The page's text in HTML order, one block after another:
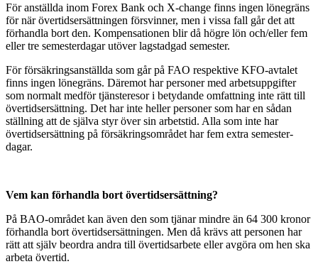
För anställda inom Forex Bank och X-change finns ingen lönegräns
för när övertidsersättningen försvinner, men i vissa fall går det att
förhandla bort den. Kompensationen blir då högre lön och/eller fem
eller tre semesterdagar utöver lagstadgad semester.
För försäkringsanställda som går på FAO respektive KFO-avtalet
finns ingen lönegräns. Däremot har personer med arbetsuppgifter
som normalt medför tjänsteresor i betydande omfattning inte rätt till
övertidsersättning. Det har inte heller personer som har en sådan
ställning att de själva styr över sin arbetstid. Alla som inte har
övertidsersättning på försäkringsområdet har fem extra semester-
dagar.
Vem kan förhandla bort övertidsersättning?
På BAO-området kan även den som tjänar mindre än 64 300 kronor
förhandla bort övertidsersättningen. Men då krävs att personen har
rätt att själv beordra andra till övertidsarbete eller avgöra om hen ska
arbeta övertid.